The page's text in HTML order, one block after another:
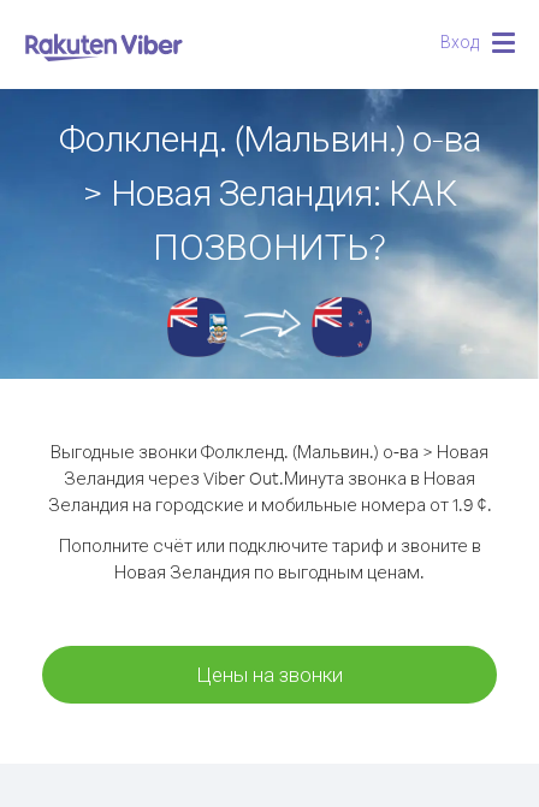
Вход
Фолкленд. (Мальвин.) о-ва
> Новая Зеландия: КАК
ПОЗВОНИТЬ?
Выгодные звонки Фолкленд. (Мальвин.) о-ва > Новая
Зеландия через Viber Out.Минута звонка в Новая
Зеландия на городские и мобильные номера от 1.9 ¢.
Пополните счёт или подключите тариф и звоните в
Новая Зеландия по выгодным ценам.
Цены на звонки